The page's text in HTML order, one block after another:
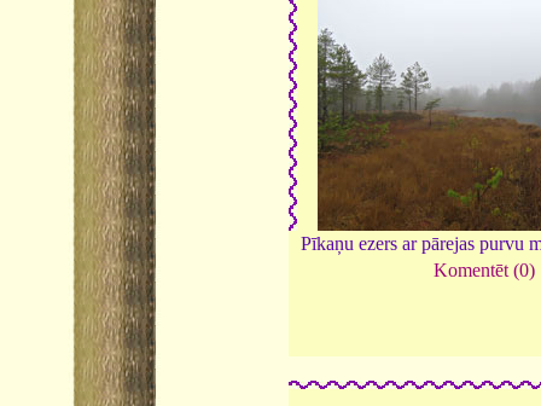
Pīkaņu ezers ar pārejas purvu
Komentēt (0)